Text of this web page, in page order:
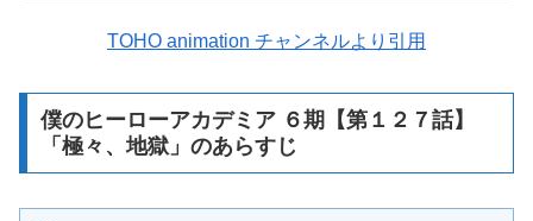
TOHO animation チャンネルより引用
僕のヒーローアカデミア ６期【第１２７話】
「極々、地獄」のあらすじ